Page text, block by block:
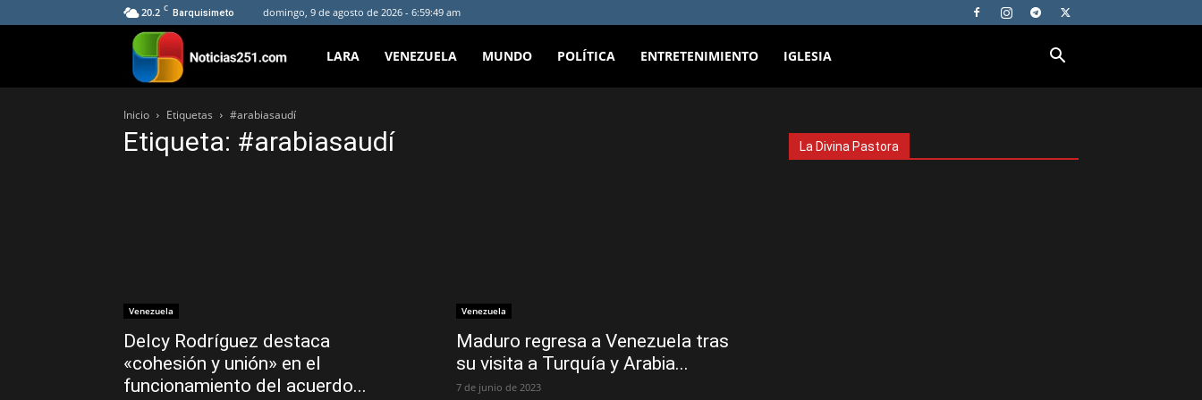
20.2 C Barquisimeto domingo, 9 de agosto de 2026 - 6:59:49 am
Noticias251
LARA VENEZUELA MUNDO POLÍTICA ENTRETENIMIENTO IGLESIA
Inicio Etiquetas #arabiasaudí
Etiqueta: #arabiasaudí
Venezuela
Delcy Rodríguez destaca
«cohesión y unión» en el
funcionamiento del acuerdo...
Venezuela
Maduro regresa a Venezuela tras
su visita a Turquía y Arabia...
7 de junio de 2023
La Divina Pastora